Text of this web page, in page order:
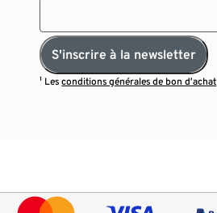
S'inscrire à la newsletter
¹ Lesconditions générales de bon d’achat